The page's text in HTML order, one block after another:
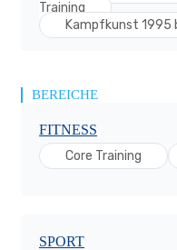
Training
Kampfkunst 1995
BEREICHE
FITNESS
Core Training
SPORT